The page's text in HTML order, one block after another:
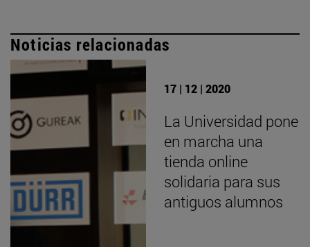
Noticias relacionadas
17 | 12 | 2020
La Universidad pone
en marcha una
tienda online
solidaria para sus
antiguos alumnos